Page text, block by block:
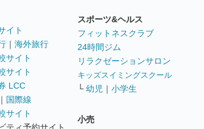
イト
｜ 海外旅行
サイト
サイト
LCC
国際線
サイト
スポーツ&ヘルス
フィットネスクラブ
24時間ジム
リラクゼーションサロン
キッズスイミングスクール
└ 幼児 ｜ 小学生
小売